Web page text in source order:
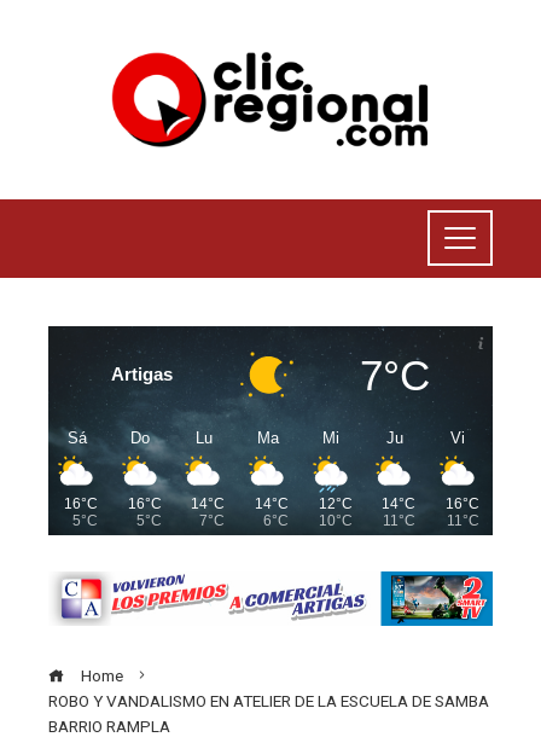
Artigas 7°C
Sá
16°C
5°C
Do
16°C
5°C
Lu
14°C
7°C
Ma
14°C
6°C
Mi
12°C
10°C
Ju
14°C
11°C
Vi
16°C
11°C
Home
ROBO Y VANDALISMO EN ATELIER DE LA ESCUELA DE SAMBA
BARRIO RAMPLA